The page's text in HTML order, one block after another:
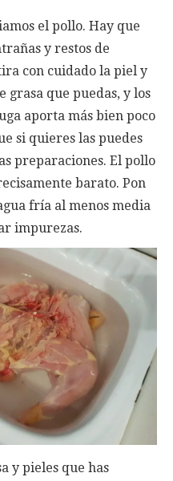
el pollo. Hay que
y restos de
con cuidado la piel y
grasa que puedas, y los
aporta más bien poco
si quieres las puedes
preparaciones. El pollo
barato. Pon
fría al menos media
impurezas.
y pieles que has